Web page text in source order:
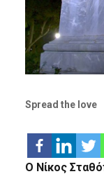
Spread the love
Ο Νίκος